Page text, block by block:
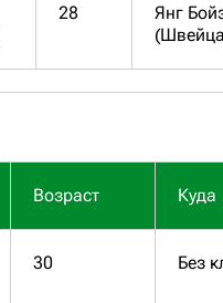
28
Янг
Возраст Куда
30 Без